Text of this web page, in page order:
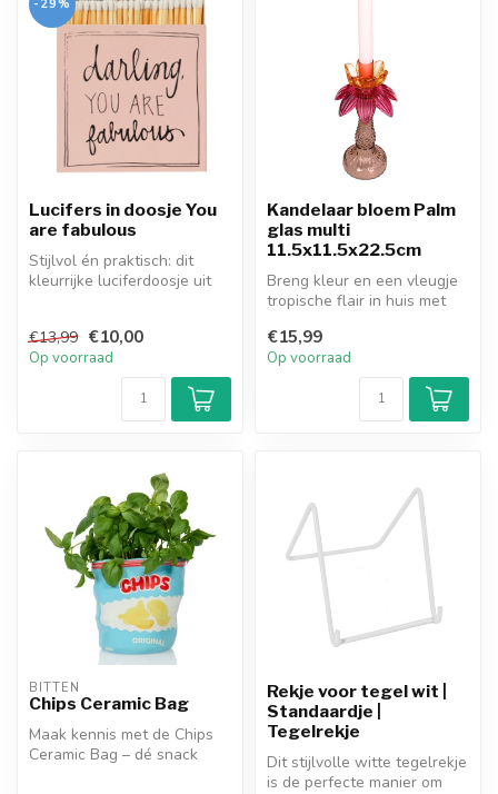
-29%
Lucifers in doosje You
are fabulous
Stijlvol én praktisch: dit
kleurrijke luciferdoosje uit
€13,99 €10,00
Op voorraad
Kandelaar bloem Palm
glas multi
11.5x11.5x22.5cm
Breng kleur en een vleugje
tropische flair in huis met
€15,99
Op voorraad
BITTEN
Chips Ceramic Bag
Maak kennis met de Chips
Ceramic Bag – dé snack
Rekje voor tegel wit |
Standaardje |
Tegelrekje
Dit stijlvolle witte tegelrekje
is de perfecte manier om